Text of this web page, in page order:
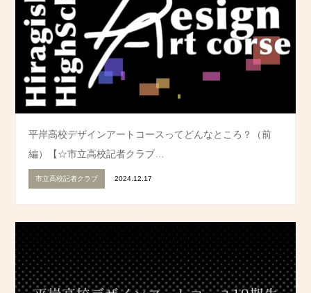
平岸高校デザインアートコースってどんなところ？（前
編）【☆市立高校記者クラブ…
市立高校記者クラブ 2024.12.17